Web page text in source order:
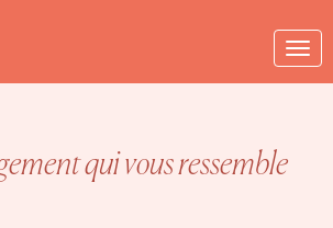
qui vous ressemble